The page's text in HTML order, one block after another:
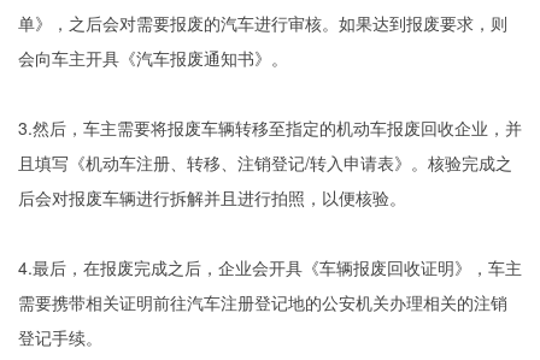
单》，之后会对需要报废的汽车进行审核。如果达到报废要求，则
会向车主开具《汽车报废通知书》。
3.然后，车主需要将报废车辆转移至指定的机动车报废回收企业，并
且填写《机动车注册、转移、注销登记/转入申请表》。核验完成之
后会对报废车辆进行拆解并且进行拍照，以便核验。
4.最后，在报废完成之后，企业会开具《车辆报废回收证明》，车主
需要携带相关证明前往汽车注册登记地的公安机关办理相关的注销
登记手续。